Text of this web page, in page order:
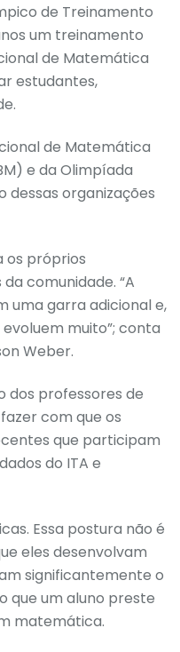
de Treinamento
um treinamento
de Matemática
estudantes,
de Matemática
e da Olimpíada
dessas organizações
os próprios
comunidade. “A
uma garra adicional e,
muito”; conta
Weber.
dos professores de
com que os
que participam
do ITA e
Essa postura não é
eles desenvolvam
significantemente o
que um aluno preste
matemática.